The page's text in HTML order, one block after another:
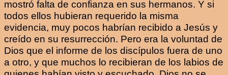
mostró falta de confianza en sus hermanos. Y si
todos ellos hubieran requerido la misma
evidencia, muy pocos habrían recibido a Jesús y
creído en su resurrección. Pero era la voluntad de
Dios que el informe de los discípulos fuera de uno
a otro, y que muchos lo recibieran de los labios de